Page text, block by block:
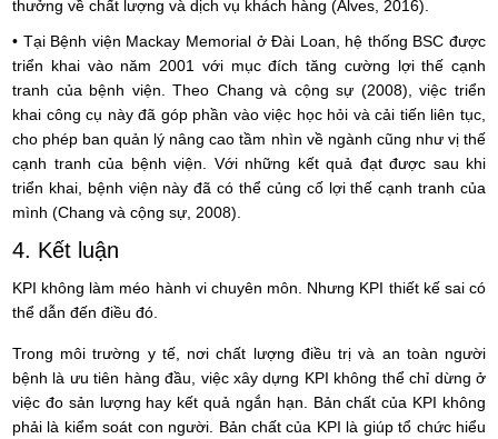
thưởng về chất lượng và dịch vụ khách hàng (Alves, 2016).
• Tại Bệnh viện Mackay Memorial ở Đài Loan, hệ thống BSC được
triển khai vào năm 2001 với mục đích tăng cường lợi thế cạnh
tranh của bệnh viện. Theo Chang và cộng sự (2008), việc triển
khai công cụ này đã góp phần vào việc học hỏi và cải tiến liên tục,
cho phép ban quản lý nâng cao tầm nhìn về ngành cũng như vị thế
cạnh tranh của bệnh viện. Với những kết quả đạt được sau khi
triển khai, bệnh viện này đã có thể củng cố lợi thế cạnh tranh của
mình (Chang và cộng sự, 2008).
4. Kết luận
KPI không làm méo hành vi chuyên môn. Nhưng KPI thiết kế sai có
thể dẫn đến điều đó.
Trong môi trường y tế, nơi chất lượng điều trị và an toàn người
bệnh là ưu tiên hàng đầu, việc xây dựng KPI không thể chỉ dừng ở
việc đo sản lượng hay kết quả ngắn hạn. Bản chất của KPI không
phải là kiểm soát con người. Bản chất của KPI là giúp tổ chức hiểu